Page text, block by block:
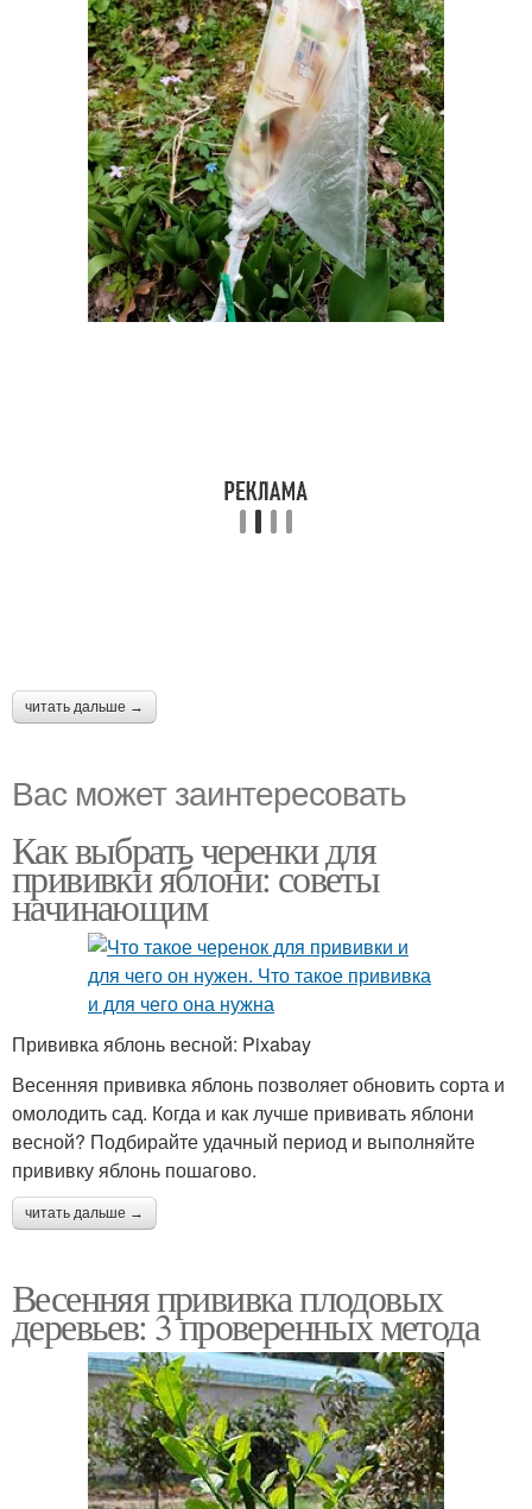
читать дальше →
Вас может заинтересовать
Как выбрать черенки для
прививки яблони: советы
начинающим
Прививка яблонь весной: Pixabay
Весенняя прививка яблонь позволяет обновить сорта и
омолодить сад. Когда и как лучше прививать яблони
весной? Подбирайте удачный период и выполняйте
прививку яблонь пошагово.
читать дальше →
Весенняя прививка плодовых
деревьев: 3 проверенных метода